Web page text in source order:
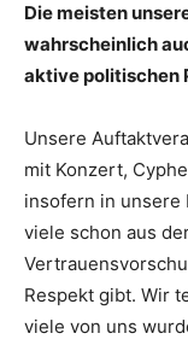
Die meisten
wahrscheinlich
aktive politischen
Unsere
mit Konzert,
insofern in unsere
viele schon aus
Respekt gibt. Wir
viele von uns